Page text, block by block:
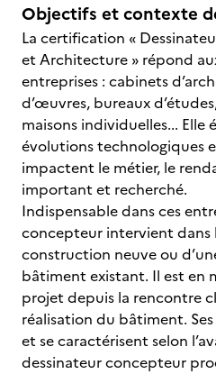
Objectifs et contexte
La certification «
et Architecture » répond
entreprises : cabinets
d’œuvres, bureaux
maisons individuelles... Elle
évolutions technologiques
impactent le métier, le
important et recherché.
Indispensable dans ces
concepteur intervient dans
construction neuve ou
bâtiment existant. Il est en
projet depuis la rencontre
réalisation du bâtiment.
et se caractérisent selon
dessinateur concepteur